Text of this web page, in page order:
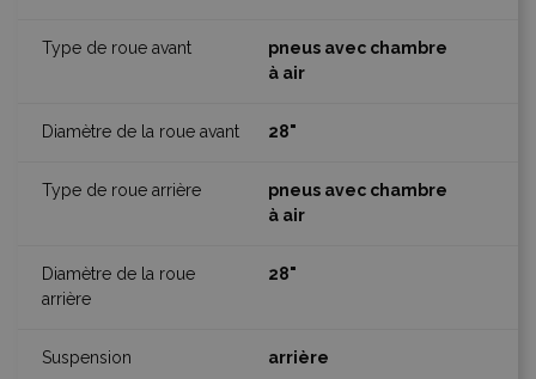
pneus avec chambre
à air
28"
pneus avec chambre
à air
28"
arrière